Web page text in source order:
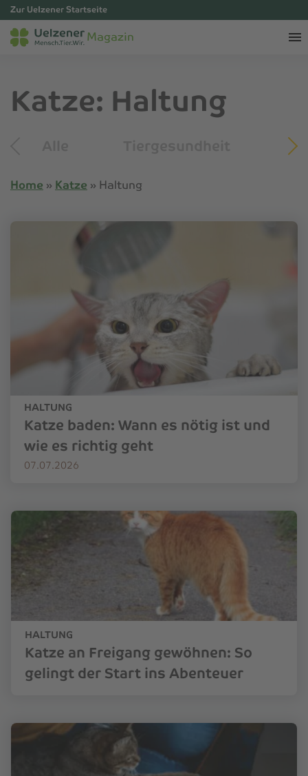
Zur Uelzener Startseite
Magazin
Katze: Haltung
Home » Katze » Haltung
HALTUNG
Katze baden: Wann es nötig ist und
wie es richtig geht
07.07.2026
HALTUNG
Katze an Freigang gewöhnen: So
gelingt der Start ins Abenteuer